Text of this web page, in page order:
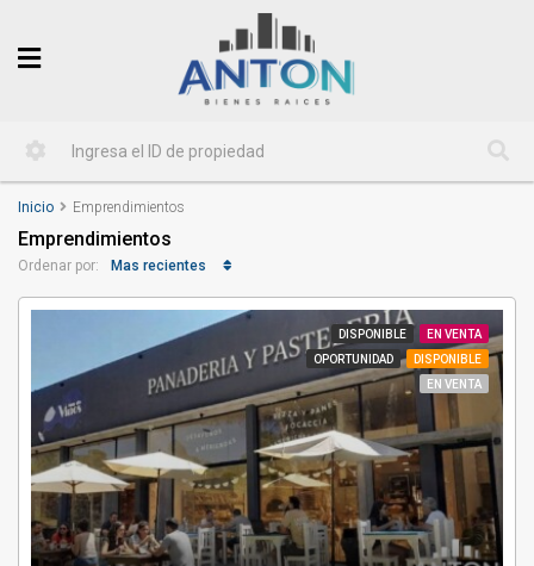
Inicio Emprendimientos
Emprendimientos
Ordenar por: Mas recientes
DISPONIBLE
EN VENTA
OPORTUNIDAD
DISPONIBLE
EN VENTA